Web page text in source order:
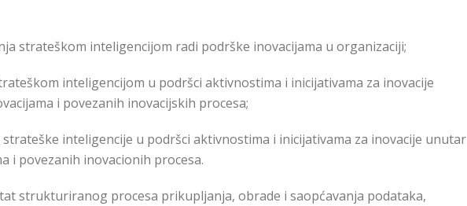
strateškom inteligencijom radi podrške inovacijama u organizaciji;
inteligencijom u podršci aktivnostima i inicijativama za inovacije
i povezanih inovacijskih procesa;
inteligencije u podršci aktivnostima i inicijativama za inovacije unutar
i povezanih inovacionih procesa.
strukturiranog procesa prikupljanja, obrade i saopćavanja podataka,